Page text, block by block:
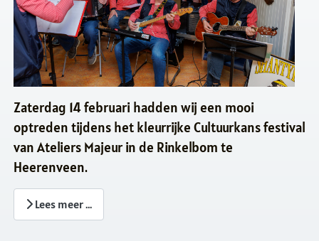
Zaterdag 14 februari hadden wij een mooi
optreden tijdens het kleurrijke Cultuurkans festival
van Ateliers Majeur in de Rinkelbom te
Heerenveen.
Lees meer …